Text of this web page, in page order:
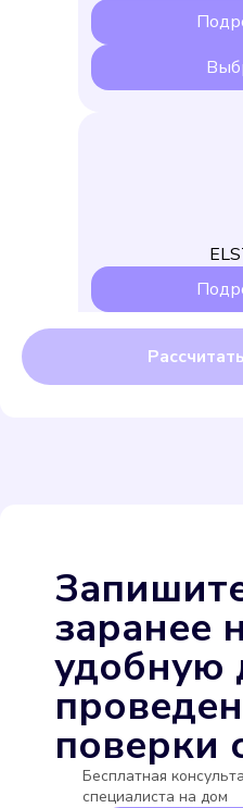
Бетар
заранее
удобную
поверки
Бесплатная
специалиста на дом